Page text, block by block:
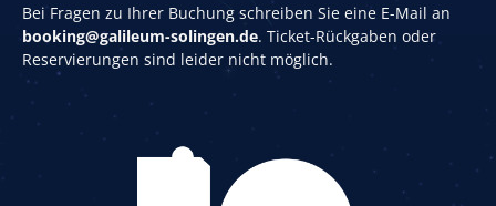
Bei Fragen zu Ihrer Buchung schreiben Sie eine E-Mail an
booking@galileum-solingen.de. Ticket-Rückgaben oder
Reservierungen sind leider nicht möglich.